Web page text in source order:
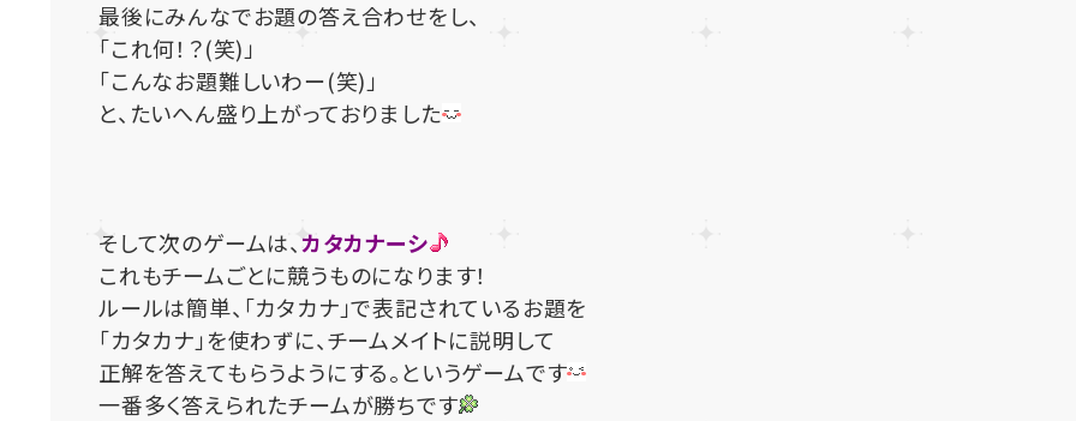
最後にみんなでお題の答え合わせをし、
「これ何！？(笑)」
「こんなお題難しいわー(笑)」
と、たいへん盛り上がっておりました
そして次のゲームは、カタカナーシ
これもチームごとに競うものになります！
ルールは簡単、「カタカナ」で表記されているお題を
「カタカナ」を使わずに、チームメイトに説明して
正解を答えてもらうようにする。というゲームです
一番多く答えられたチームが勝ちです